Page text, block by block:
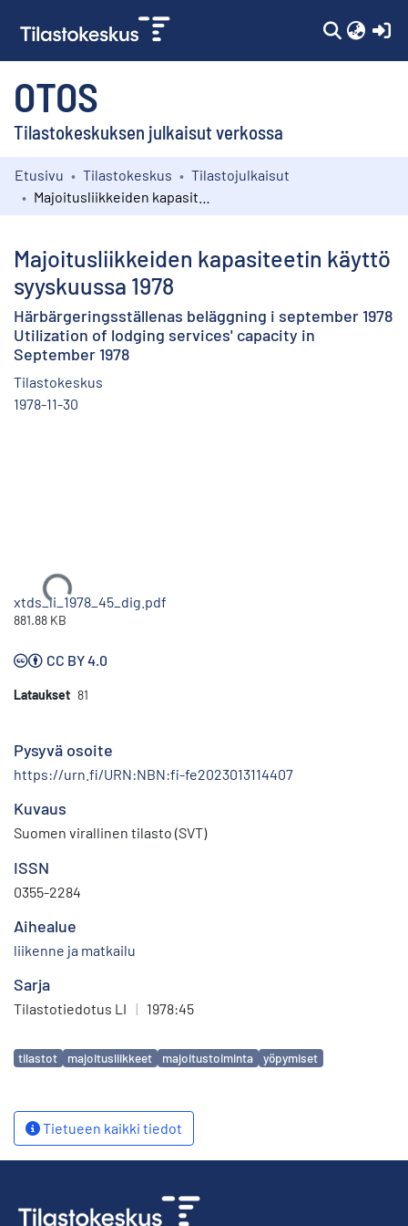
OTOS
Tilastokeskuksen julkaisut verkossa
Kokoelmat
Etusivu Tilastokeskus
Tilastojulkaisut
Majoitusliikkeiden kapasiteetin käyttö
syyskuussa 1978
Härbärgeringsställenas beläggning i september 1978
Utilization of lodging services' capacity in
September 1978
Tilastokeskus
1978-11-30
Ladataan...
xtds_li_1978_45_dig.pdf
881.88 KB
CC BY 4.0
Lataukset 81
Pysyvä osoite
https://urn.fi/URN:NBN:fi-fe2023013114407
Kuvaus
Suomen virallinen tilasto (SVT)
ISSN
0355-2284
Aihealue
liikenne ja matkailu
Sarja
Tilastotiedotus LI | 1978:45
Avainsanat
tilastot majoitusliikkeet majoitustoiminta yöpymiset
Tietueen kaikki tiedot